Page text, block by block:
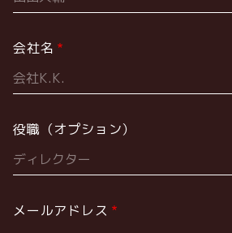
会社名
役職（オプション）
メールアドレス